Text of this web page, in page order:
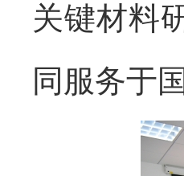
关键材料
同服务于